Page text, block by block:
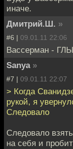
иначе.
Дмитрий.Ш. »
#6 | 09.01.11 22:06
Вассерман -
Sanya »
#7 | 09.01.11 22:07
> Когда
рукой, я
Следовало
Следовало
на себя и